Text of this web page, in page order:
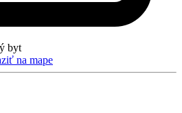
byt
na mape